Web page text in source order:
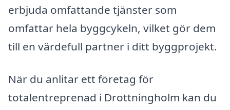
erbjuda omfattande tjänster som
omfattar hela byggcykeln, vilket gör dem
till en värdefull partner i ditt byggprojekt.
När du anlitar ett företag för
totalentreprenad i Drottningholm kan du